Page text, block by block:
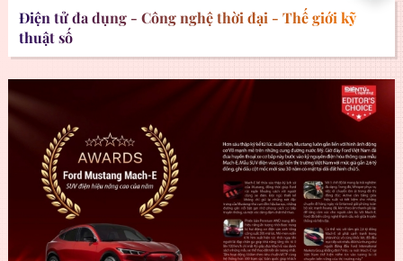
Điện tử đa dụng - Công nghệ thời đại - Thế giới kỹ
thuật số